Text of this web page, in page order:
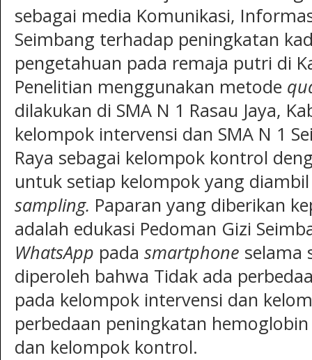
sebagai media Komunikasi,
Seimbang terhadap peningkatan
pengetahuan pada remaja putri di
Penelitian menggunakan metode
dilakukan di SMA N 1 Rasau Jaya,
kelompok intervensi dan SMA N 1
Raya sebagai kelompok kontrol
untuk setiap kelompok yang
sampling. Paparan yang diberikan
adalah edukasi Pedoman Gizi
WhatsApp pada smartphone selama
diperoleh bahwa Tidak ada
pada kelompok intervensi dan
perbedaan peningkatan
dan kelompok kontrol.